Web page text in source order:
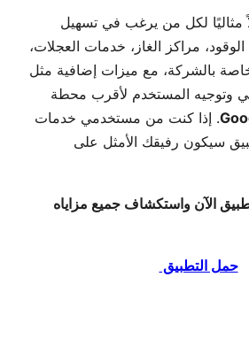
مثاليًا لكل من يرغب في تسهيل
مراكز الغاز، خدمات العجلات،
بالشركة، مع ميزات إضافية مثل
وتوجيه المستخدم لأقرب محطة
. إذا كنت من مستخدمي خدمات
سيكون رفيقك الأمثل على
الآن واستكشاف جميع مزاياه
حمل التطبيق